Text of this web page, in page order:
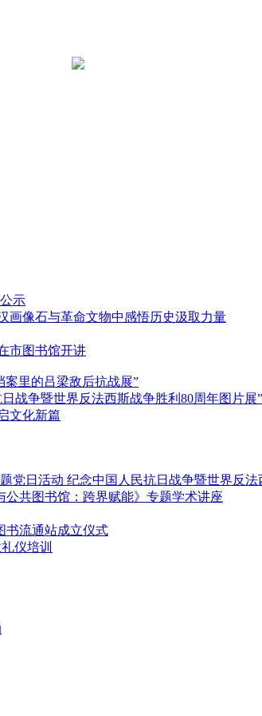
示
画像石与革命文物中感悟历史汲取力量
市图书馆开讲
案里的吕梁敌后抗战展”
战争暨世界反法西斯战争胜利80周年图片展
文化新篇
党日活动 纪念中国人民抗日战争暨世界反
共图书馆：跨界赋能》专题学术讲座
书流通站成立仪式
仪培训